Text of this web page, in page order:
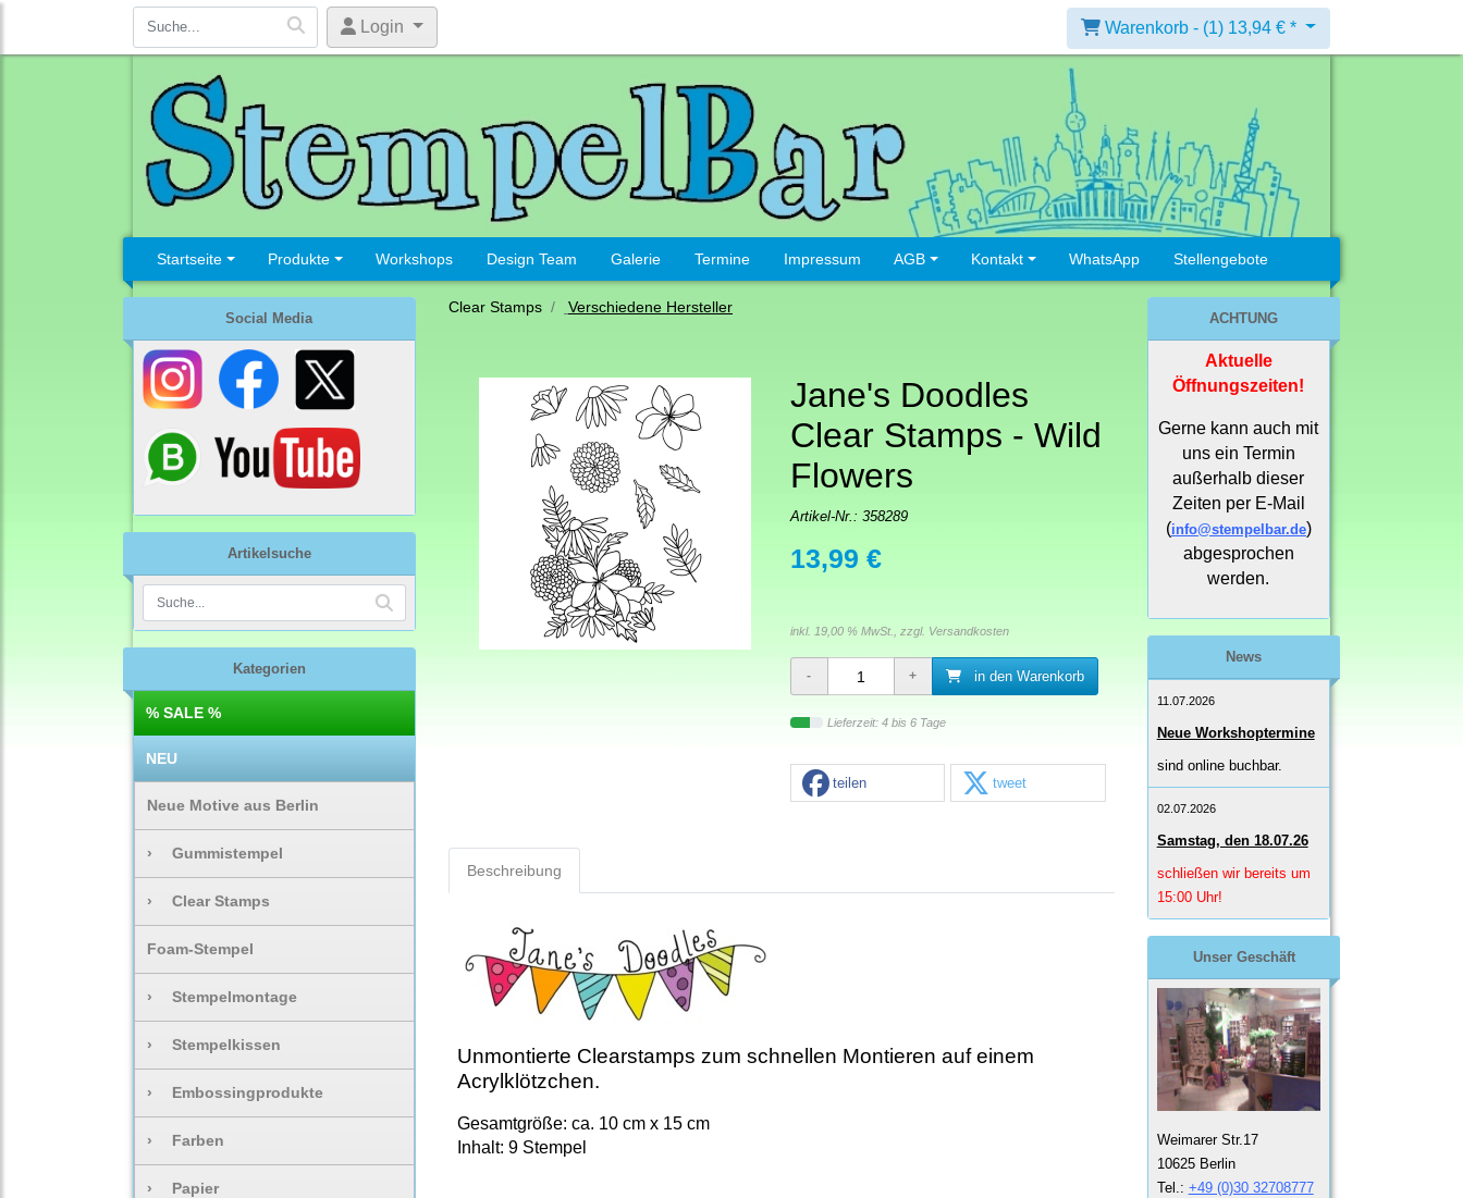
Login Warenkorb - (1) 13,94 € *
Startseite Produkte Workshops Design Team Galerie Termine Impressum AGB Kontakt WhatsApp Stellengebote
Social Media
Artikelsuche
Kategorien
% SALE %
NEU
Neue Motive aus Berlin
› Gummistempel
› Clear Stamps
Foam-Stempel
› Stempelmontage
› Stempelkissen
› Embossingprodukte
› Farben
› Papier
Clear Stamps Verschiedene Hersteller
Jane's Doodles
Clear Stamps - Wild
Flowers
Artikel-Nr.: 358289
13,99 €
inkl. 19,00 % MwSt., zzgl. Versandkosten
in den Warenkorb
Lieferzeit: 4 bis 6 Tage
teilen tweet
Beschreibung
Unmontierte Clearstamps zum schnellen Montieren auf einem
Acrylklötzchen.
Gesamtgröße: ca. 10 cm x 15 cm
Inhalt: 9 Stempel
ACHTUNG
Aktuelle
Öffnungszeiten!
Gerne kann auch mit
uns ein Termin
außerhalb dieser
Zeiten per E-Mail
(info@stempelbar.de)
abgesprochen
werden.
News
11.07.2026
Neue Workshoptermine
sind online buchbar.
02.07.2026
Samstag, den 18.07.26
schließen wir bereits um
15:00 Uhr!
Unser Geschäft
Weimarer Str.17
10625 Berlin
Tel.: +49 (0)30 32708777